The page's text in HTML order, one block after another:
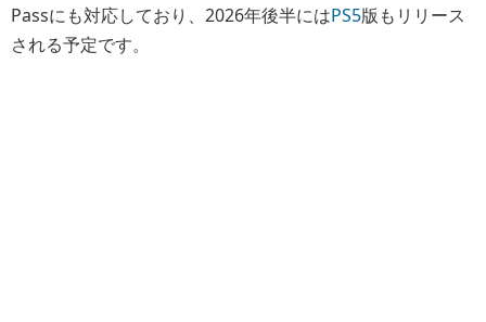
Passにも対応しており、2026年後半にはPS5版もリリース
される予定です。